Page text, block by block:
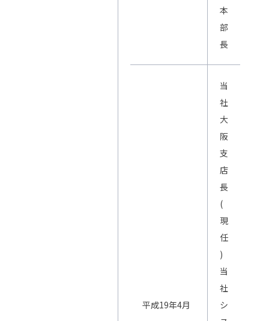
本
部
長
平成19年4月
当
社
大
阪
支
店
長
(
現
任
)
当
社
シ